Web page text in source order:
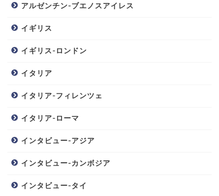
アルゼンチン-ブエノスアイレス
イギリス
イギリス-ロンドン
イタリア
イタリア-フィレンツェ
イタリア-ローマ
インタビュー-アジア
インタビュー-カンボジア
インタビュー-タイ